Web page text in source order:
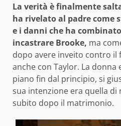
La verità è finalmente
ha rivelato al padre come
e i danni che ha
incastrare Brooke, ma
dopo avere inveito contro il
anche con Taylor. La donna
piano fin dal principio, si
sua intenzione era quella di
subito dopo il matrimonio.